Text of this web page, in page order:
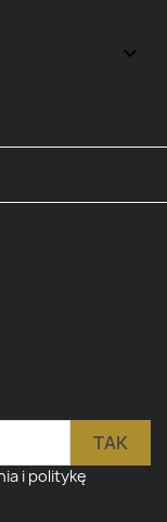

i politykę